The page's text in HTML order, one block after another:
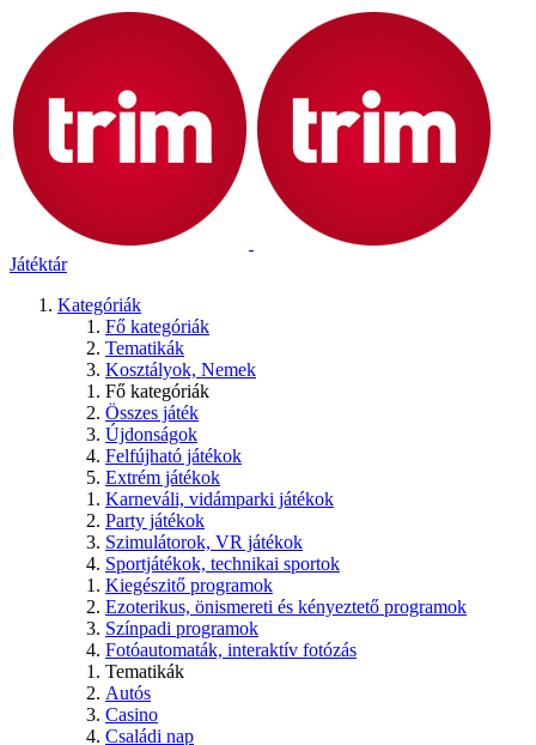
Játéktár
Kategóriák
Fő kategóriák
Tematikák
Kosztályok, Nemek
Fő kategóriák
Összes játék
Újdonságok
Felfújható játékok
Extrém játékok
Karneváli, vidámparki játékok
Party játékok
Szimulátorok, VR játékok
Sportjátékok, technikai sportok
Kiegészitő programok
Ezoterikus, önismereti és kényeztető programok
Színpadi programok
Fotóautomaták, interaktív fotózás
Tematikák
Autós
Casino
Családi nap